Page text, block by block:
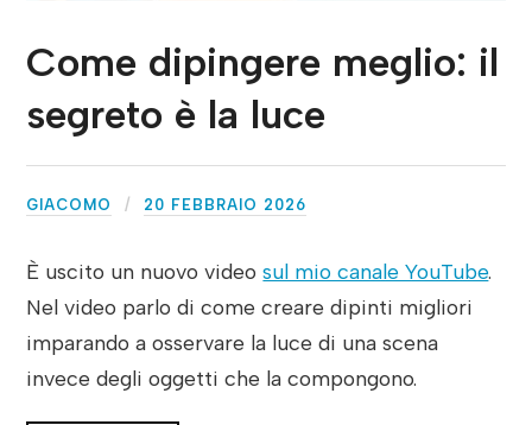
Come dipingere meglio: il
segreto è la luce
GIACOMO 20 FEBBRAIO 2026
È uscito un nuovo videosul mio canale YouTube.
Nel video parlo di come creare dipinti migliori
imparando a osservare la luce di una scena
invece degli oggetti che la compongono.